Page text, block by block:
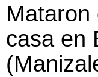
Mataron
casa en